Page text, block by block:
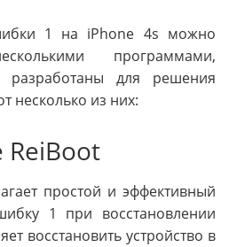
1 на iPhone 4s можно
программами,
разработаны для решения
несколько из них:
ReiBoot
простой и эффективный
1 при восстановлении
восстановить устройство в